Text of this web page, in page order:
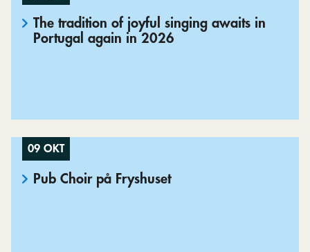
The tradition of joyful singing awaits in
Portugal again in 2026
09 OKT
Pub Choir på Fryshuset